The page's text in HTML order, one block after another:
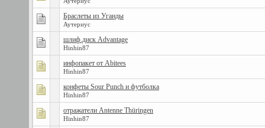
Браслеты из Уганды
Аутериус
шлиф.диск Advantage
Hinhin87
инфопакет от Abitees
Hinhin87
конфеты Sour Punch и футболка
Hinhin87
отражатели Antenne Thüringen
Hinhin87